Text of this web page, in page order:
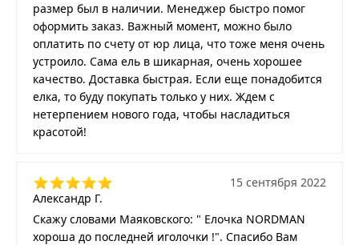
размер был в наличии. Менеджер быстро помог
оформить заказ. Важный момент, можно было
оплатить по счету от юр лица, что тоже меня очень
устроило. Сама ель в шикарная, очень хорошее
качество. Доставка быстрая. Если еще понадобится
елка, то буду покупать только у них. Ждем с
нетерпением нового года, чтобы насладиться
красотой!
Александр Г.
15 сентября 2022
Скажу словами Маяковского: " Елочка NORDMAN
хороша до последней иголочки !". Спасибо Вам